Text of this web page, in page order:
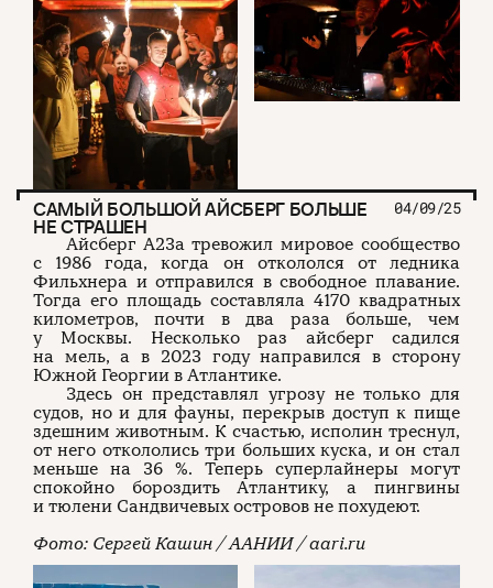
САМЫЙ БОЛЬШОЙ АЙСБЕРГ БОЛЬШЕ
НЕ СТРАШЕН
04/09/25
Айсберг А23а тревожил мировое сообщество
с 1986 года, когда он откололся от ледника
Фильхнера и отправился в свободное плавание.
Тогда его площадь составляла 4170 квадратных
километров, почти в два раза больше, чем
у Москвы. Несколько раз айсберг садился
на мель, а в 2023 году направился в сторону
Южной Георгии в Атлантике.
Здесь он представлял угрозу не только для
судов, но и для фауны, перекрыв доступ к пище
здешним животным. К счастью, исполин треснул,
от него откололись три больших куска, и он стал
меньше на 36 %. Теперь суперлайнеры могут
спокойно бороздить Атлантику, а пингвины
и тюлени Сандвичевых островов не похудеют.
Фото: Сергей Кашин / ААНИИ / aari.ru
О проекте
Команда
Журнал
ЧТИВО ДОМ
YouTube
Telegram
VK
Рекламодателям